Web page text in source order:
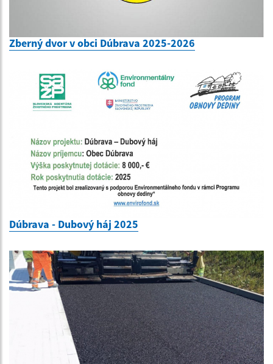
Zberný dvor v obci Dúbrava 2025-2026
Dúbrava - Dubový háj 2025